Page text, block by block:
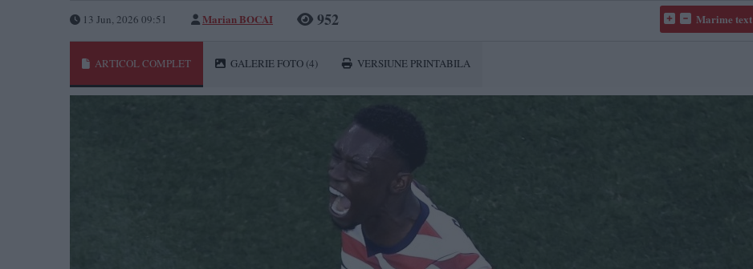
13 Jun, 2026 09:51 Marian BOCAI 952 Marime text
ARTICOL COMPLET GALERIE FOTO (4) VERSIUNE PRINTABILA